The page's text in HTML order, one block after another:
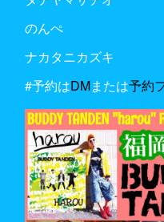
のんぺ
ナカタニカズキ
#予約はDMまたは予約